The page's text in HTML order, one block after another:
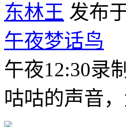
东林王 发布
午夜梦话鸟
午夜12:30录
咕咕的声音